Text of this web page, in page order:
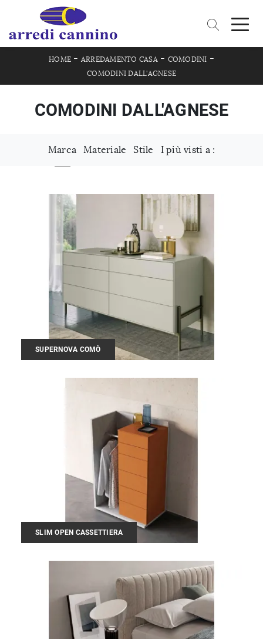
HOME - ARREDAMENTO CASA- COMODINI -
COMODINI DALL'AGNESE
COMODINI DALL'AGNESE
Marca Materiale Stile I più visti a :
SUPERNOVA COMÒ
SLIM OPEN CASSETTIERA